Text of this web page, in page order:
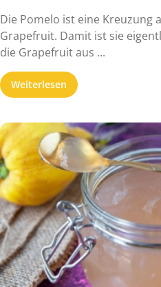
Die Pomelo ist eine Kreuzung
Grapefruit. Damit ist sie
die Grapefruit aus ...
Weiterlesen